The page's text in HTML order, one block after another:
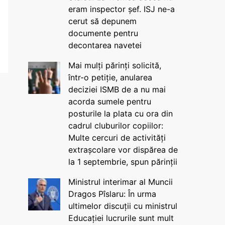
eram inspector șef. ISJ ne-a
cerut să depunem
documente pentru
decontarea navetei
Mai mulți părinți solicită,
într-o petiție, anularea
deciziei ISMB de a nu mai
acorda sumele pentru
posturile la plata cu ora din
cadrul cluburilor copiilor:
Multe cercuri de activități
extrașcolare vor dispărea de
la 1 septembrie, spun părinții
Ministrul interimar al Muncii
Dragos Pîslaru: În urma
ultimelor discuții cu ministrul
Educației lucrurile sunt mult